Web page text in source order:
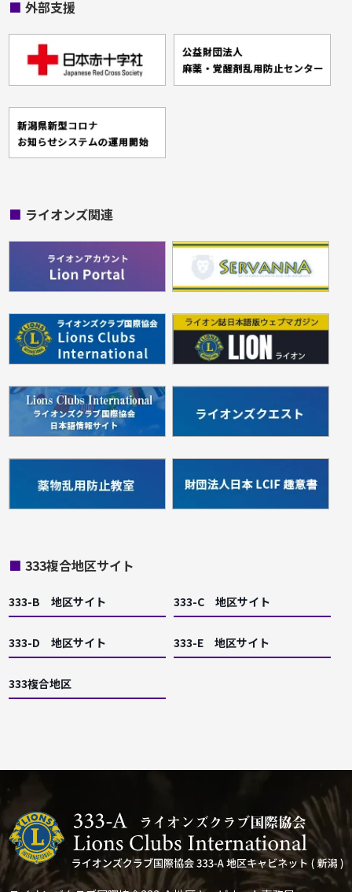
■ 外部支援
■ ライオンズ関連
■ 333複合地区サイト
333-B 地区サイト 333-C 地区サイト
333-D 地区サイト 333-E 地区サイト
333複合地区